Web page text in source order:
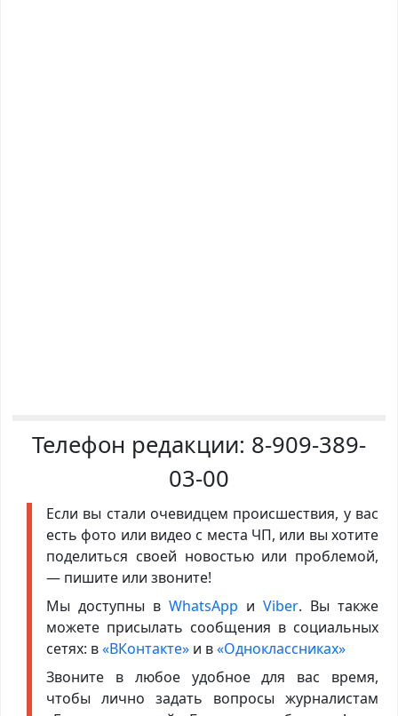
Телефон редакции: 8-909-389-
03-00
Если вы стали очевидцем происшествия, у вас
есть фото или видео с места ЧП, или вы хотите
поделиться своей новостью или проблемой,
— пишите или звоните!
Мы доступны в WhatsApp иViber. Вы также
можете присылать сообщения в социальных
сетях: в«ВКонтакте»и в«Одноклассниках»
Звоните в любое удобное для вас время,
чтобы лично задать вопросы журналистам